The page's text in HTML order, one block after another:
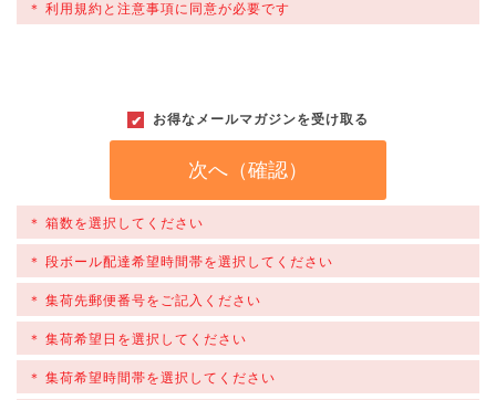
利用規約と注意事項に同意が必要です
お得なメールマガジンを受け取る
次へ（確認）
箱数を選択してください
段ボール配達希望時間帯を選択してください
集荷先郵便番号をご記入ください
集荷希望日を選択してください
集荷希望時間帯を選択してください